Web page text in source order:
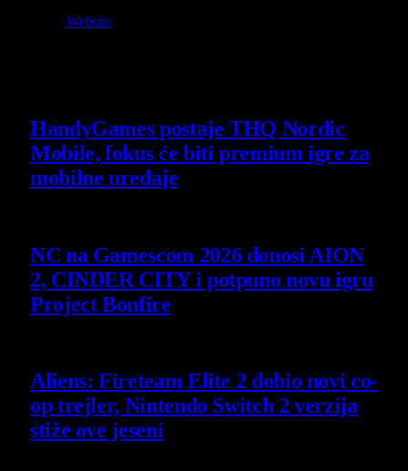
Website
HandyGames postaje THQ Nordic
Mobile, fokus će biti premium igre za
mobilne uređaje
NC na Gamescom 2026 donosi AION
2, CINDER CITY i potpuno novu igru
Project Bonfire
Aliens: Fireteam Elite 2 dobio novi co-
op trejler, Nintendo Switch 2 verzija
stiže ove jeseni